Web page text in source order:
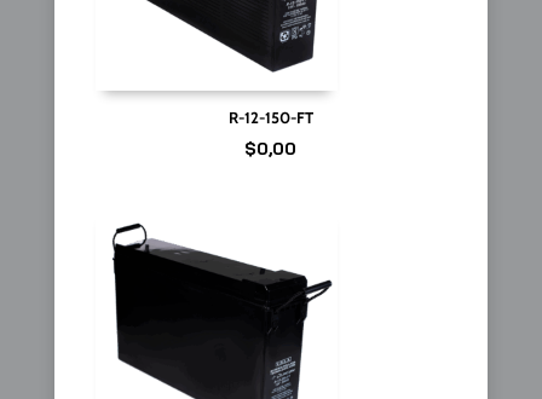
R-12-150-FT
$0,00